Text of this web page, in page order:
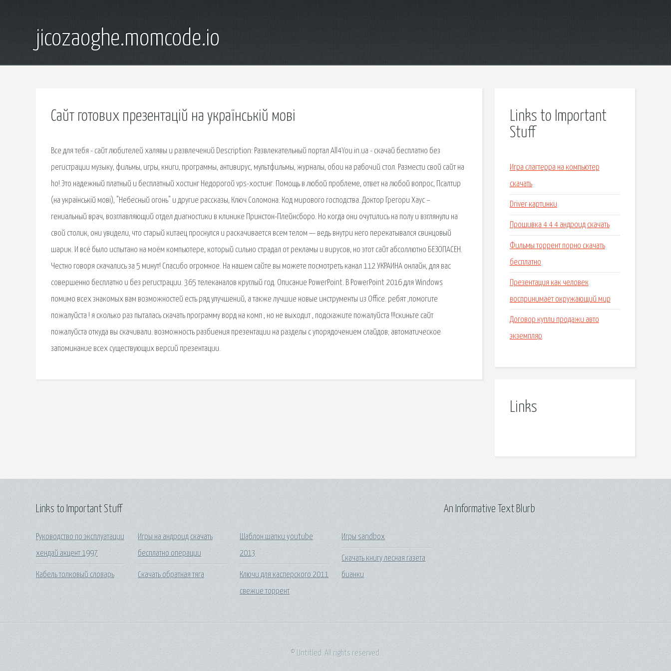
jicozaoghe.momcode.io
Сайт готових презентацій на українській мові
Все для тебя - сайт любителей халявы и развлечений Description: Развлекательный портал All4You.in.ua - скачай бесплатно без
регистрации музыку, фильмы, игры, книги, программы, антивирус, мультфильмы, журналы, обои на рабочий стол. Размести свой сайт на
ho! Это надежный платный и бесплатный хостинг Недорогой vps-хостинг. Помощь в любой проблеме, ответ на любой вопрос, Псалтир
(на українській мові), "Небесный огонь" и другие рассказы, Ключ Соломона. Код мирового господства. Доктор Грегори Хаус –
гениальный врач, возглавляющий отдел диагностики в клинике Принстон-Плейнсборо. Но когда они очутились на полу и взглянули на
свой столик, они увидели, что старый китаец проснулся и раскачивается всем телом — ведь внутри него перекатывался свинцовый
шарик. И всё было испытано на моём компьютере, который сильно страдал от рекламы и вирусов, но этот сайт абсоллютно БЕЗОПАСЕН.
Честно говоря скачались за 5 минут! Спасибо огромное. На нашем сайте вы можете посмотреть канал 112 УКРАИНА онлайн, для вас
совершенно бесплатно и без регистрации. 365 телеканалов круглый год. Описание PowerPoint. В PowerPoint 2016 для Windows
помимо всех знакомых вам возможностей есть ряд улучшений, а также лучшие новые инструменты из Office. ребят ,помогите
пожалуйста ! я сколько раз пыталась скачать программу ворд на комп , но не выходит , подскажите пожалуйста !!!скиньте сайт
пожалуйста откуда вы скачивали. возможность разбиения презентации на разделы с упорядочением слайдов; автоматическое
запоминание всех существующих версий презентации.
Links to Important
Stuff
Игра слагтерра на компьютер
скачать
Driver картинки
Прошивка 4 4 4 андроид скачать
Фильмы торрент порно скачать
бесплатно
Презентация как человек
воспринимает окружающий мир
Договор купли продажи авто
экземпляр
Links
Links to Important Stuff
Руководство по эксплуатации
хендай акцент 1997
Кабель толковый словарь
Игры на андроид скачать
бесплатно операции
Скачать обратная тяга
Шаблон шапки youtube
2013
Ключи для касперского 2011
свежие торрент
Игры sandbox
Скачать книгу лесная газета
бианки
An Informative Text Blurb
© Untitled. All rights reserved.